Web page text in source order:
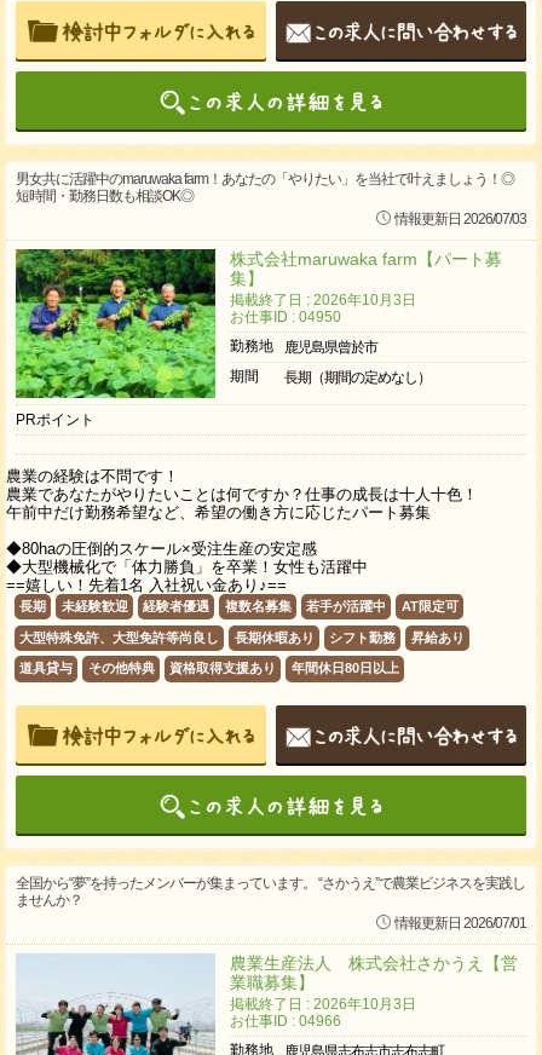
男女共に活躍中のmaruwaka farm！あなたの「やりたい」を当社で叶えましょう！◎
短時間・勤務日数も相談OK◎
情報更新日 2026/07/03
株式会社maruwaka farm【パート募
集】
掲載終了日 : 2026年10月3日
お仕事ID : 04950
勤務地
鹿児島県曾於市
期間
長期（期間の定めなし）
PRポイント
農業の経験は不問です！
農業であなたがやりたいことは何ですか？仕事の成長は十人十色！
午前中だけ勤務希望など、希望の働き方に応じたパート募集
◆80haの圧倒的スケール×受注生産の安定感
◆大型機械化で「体力勝負」を卒業！女性も活躍中
==嬉しい！先着1名 入社祝い金あり♪==
長期 未経験歓迎 経験者優遇 複数名募集 若手が活躍中 AT限定可
大型特殊免許、大型免許等尚良し 長期休暇あり シフト勤務 昇給あり
道具貸与 その他特典 資格取得支援あり 年間休日80日以上
全国から“夢”を持ったメンバーが集まっています。 “さかうえ”で農業ビジネスを実践し
ませんか？
情報更新日 2026/07/01
農業生産法人 株式会社さかうえ【営
業職募集】
掲載終了日 : 2026年10月3日
お仕事ID : 04966
勤務地
鹿児島県志布志市志布志町